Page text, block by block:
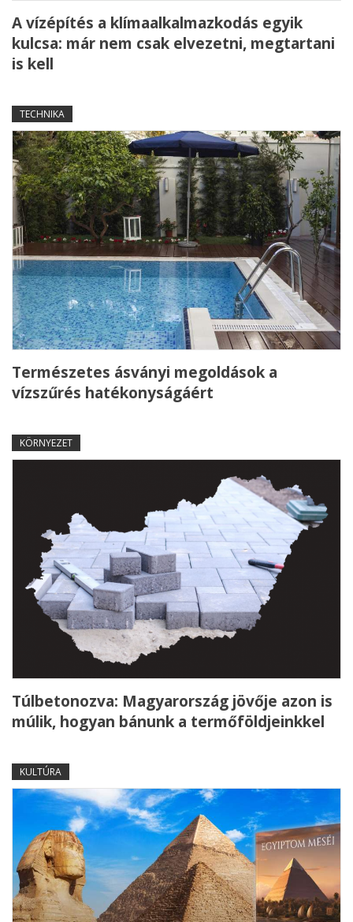
A vízépítés a klímaalkalmazkodás egyik
kulcsa: már nem csak elvezetni, megtartani
is kell
TECHNIKA
Természetes ásványi megoldások a
vízszűrés hatékonyságáért
KÖRNYEZET
Túlbetonozva: Magyarország jövője azon is
múlik, hogyan bánunk a termőföldjeinkkel
KULTÚRA